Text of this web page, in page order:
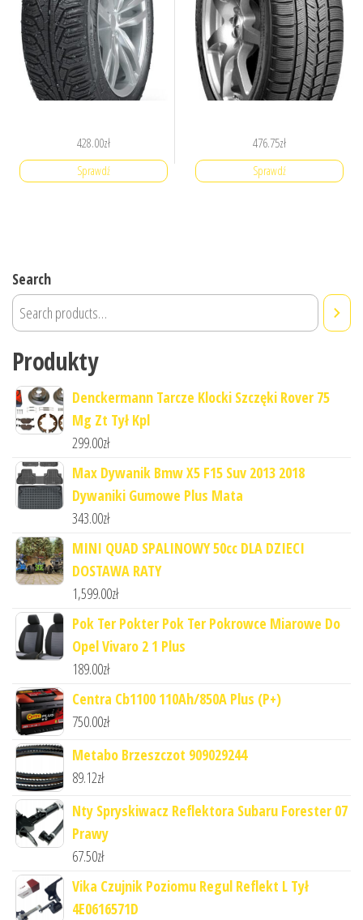
428.00zł
Sprawdź
476.75zł
Sprawdź
Search
Produkty
Denckermann Tarcze Klocki Szczęki Rover 75
Mg Zt Tył Kpl
299.00zł
Max Dywanik Bmw X5 F15 Suv 2013 2018
Dywaniki Gumowe Plus Mata
343.00zł
MINI QUAD SPALINOWY 50cc DLA DZIECI
DOSTAWA RATY
1,599.00zł
Pok Ter Pokter Pok Ter Pokrowce Miarowe Do
Opel Vivaro 2 1 Plus
189.00zł
Centra Cb1100 110Ah/850A Plus (P+)
750.00zł
Metabo Brzeszczot 909029244
89.12zł
Nty Spryskiwacz Reflektora Subaru Forester 07
Prawy
67.50zł
Vika Czujnik Poziomu Regul Reflekt L Tył
4E0616571D